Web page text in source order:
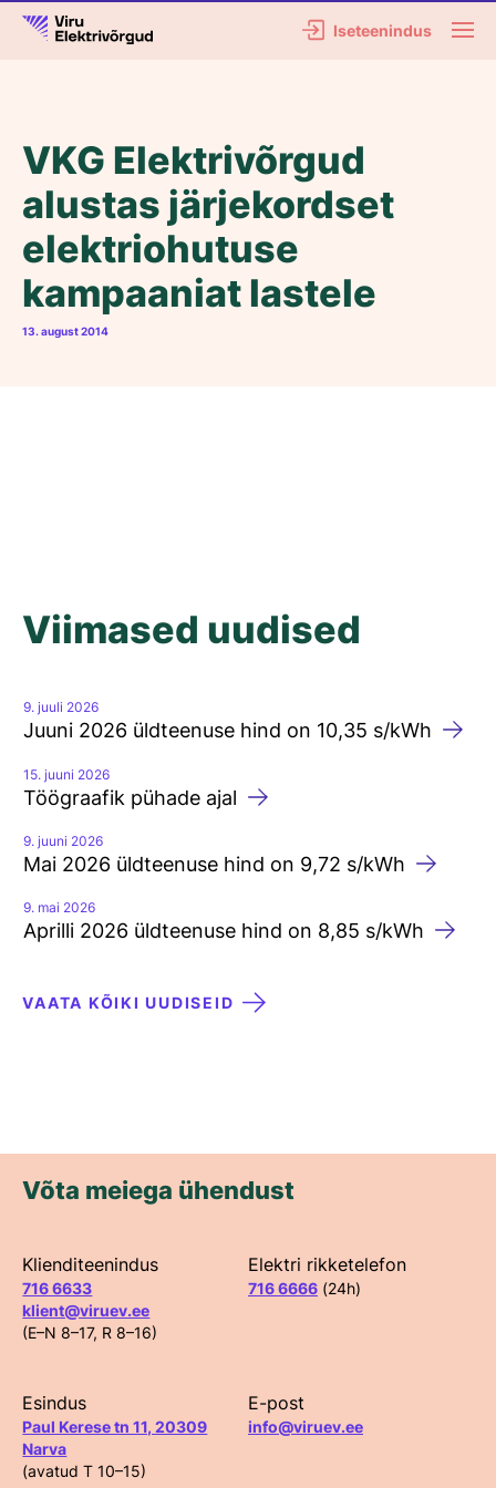
Iseteenindus
VKG Elektrivõrgud
alustas järjekordset
elektriohutuse
kampaaniat lastele
13. august 2014
Viimased uudised
9. juuli 2026
Juuni 2026 üldteenuse hind on 10,35 s/kWh
15. juuni 2026
Töögraafik pühade ajal
9. juuni 2026
Mai 2026 üldteenuse hind on 9,72 s/kWh
9. mai 2026
Aprilli 2026 üldteenuse hind on 8,85 s/kWh
VAATA KÕIKI UUDISEID
Võta meiega ühendust
Klienditeenindus
716 6633
klient@viruev.ee
(E–N 8–17, R 8–16)
Elektri rikketelefon
716 6666 (24h)
Esindus
Paul Kerese tn 11, 20309
Narva
(avatud T 10–15)
E-post
info@viruev.ee